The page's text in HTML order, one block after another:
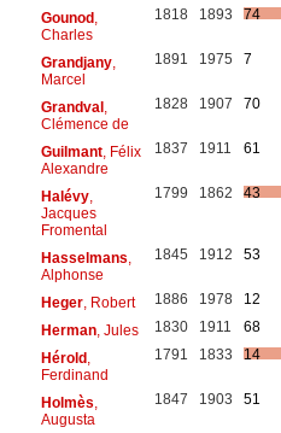
Gounod,
Charles
1818 1893 74
Grandjany,
Marcel
1891 1975 7
Grandval,
Clémence de
1828 1907 70
Guilmant, Félix
Alexandre
1837 1911 61
Halévy,
Jacques
Fromental
1799 1862 43
Hasselmans
Alphonse
1845 1912 53
Heger, Robert 1886 1978
12
Herman, Jules 1830 1911
68
Hérold,
Ferdinand
1791 1833 14
Holmès
Augusta
1847 1903 51